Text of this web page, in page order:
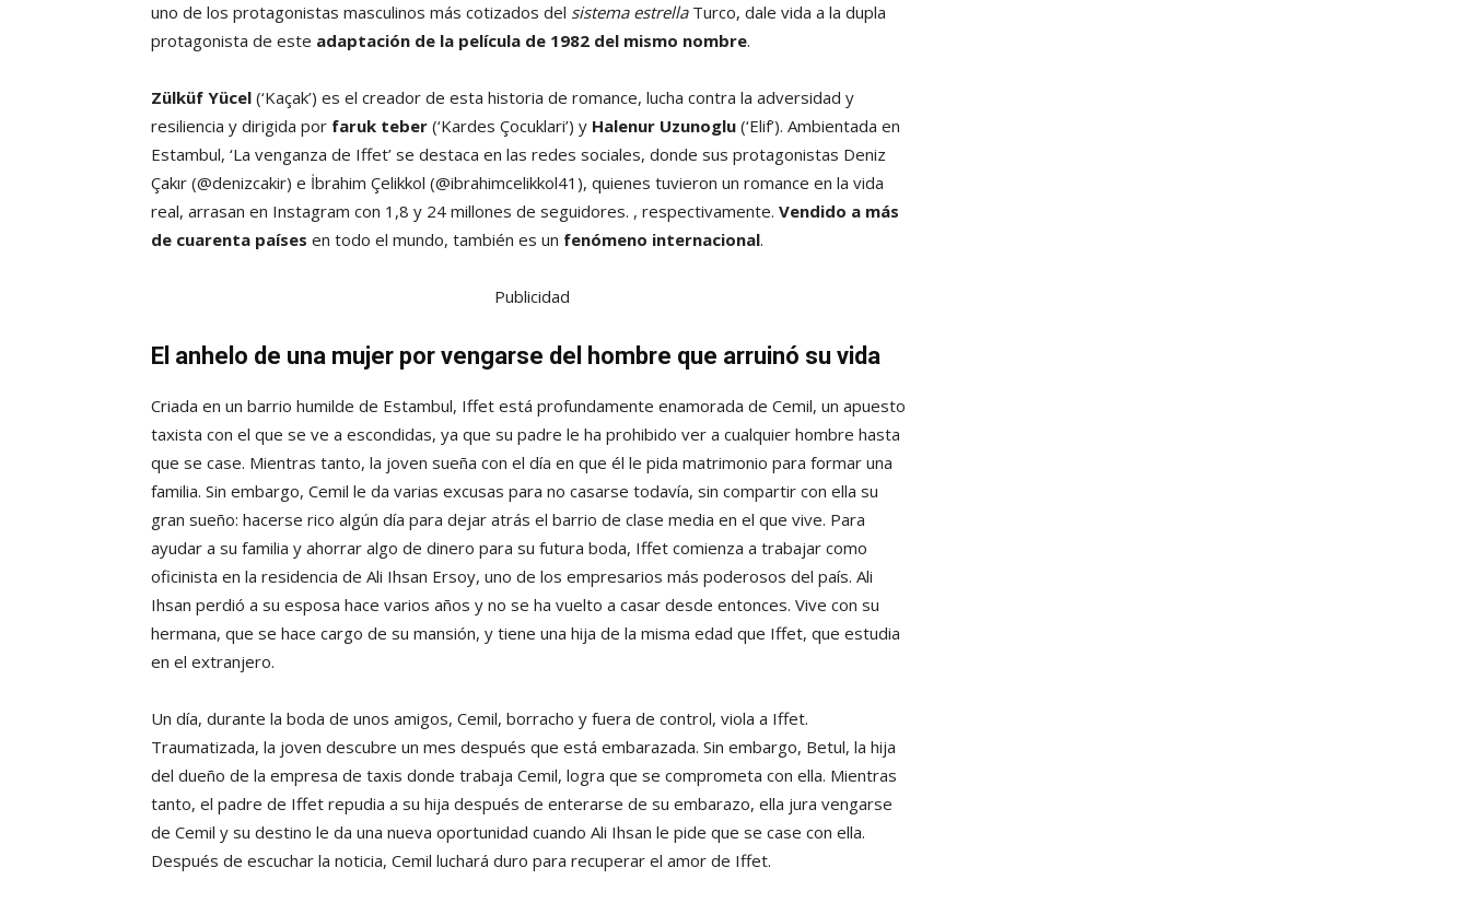
uno de los protagonistas masculinos más cotizados del sistema estrellaTurco, dale vida a la dupla
protagonista de este adaptación de la película de 1982 del mismo nombre.
Zülküf Yücel (‘Kaçak’) es el creador de esta historia de romance, lucha contra la adversidad y
resiliencia y dirigida por faruk teber (‘Kardes Çocuklari’) y Halenur Uzunoglu (‘Elif’). Ambientada en
Estambul, ‘La venganza de Iffet’ se destaca en las redes sociales, donde sus protagonistas Deniz
Çakır (@denizcakir) e İbrahim Çelikkol (@ibrahimcelikkol41), quienes tuvieron un romance en la vida
real, arrasan en Instagram con 1,8 y 24 millones de seguidores. , respectivamente. Vendido a más
de cuarenta países en todo el mundo, también es un fenómeno internacional.
Publicidad
El anhelo de una mujer por vengarse del hombre que arruinó su vida
Criada en un barrio humilde de Estambul, Iffet está profundamente enamorada de Cemil, un apuesto
taxista con el que se ve a escondidas, ya que su padre le ha prohibido ver a cualquier hombre hasta
que se case. Mientras tanto, la joven sueña con el día en que él le pida matrimonio para formar una
familia. Sin embargo, Cemil le da varias excusas para no casarse todavía, sin compartir con ella su
gran sueño: hacerse rico algún día para dejar atrás el barrio de clase media en el que vive. Para
ayudar a su familia y ahorrar algo de dinero para su futura boda, Iffet comienza a trabajar como
oficinista en la residencia de Ali Ihsan Ersoy, uno de los empresarios más poderosos del país. Ali
Ihsan perdió a su esposa hace varios años y no se ha vuelto a casar desde entonces. Vive con su
hermana, que se hace cargo de su mansión, y tiene una hija de la misma edad que Iffet, que estudia
en el extranjero.
Un día, durante la boda de unos amigos, Cemil, borracho y fuera de control, viola a Iffet.
Traumatizada, la joven descubre un mes después que está embarazada. Sin embargo, Betul, la hija
del dueño de la empresa de taxis donde trabaja Cemil, logra que se comprometa con ella. Mientras
tanto, el padre de Iffet repudia a su hija después de enterarse de su embarazo, ella jura vengarse
de Cemil y su destino le da una nueva oportunidad cuando Ali Ihsan le pide que se case con ella.
Después de escuchar la noticia, Cemil luchará duro para recuperar el amor de Iffet.